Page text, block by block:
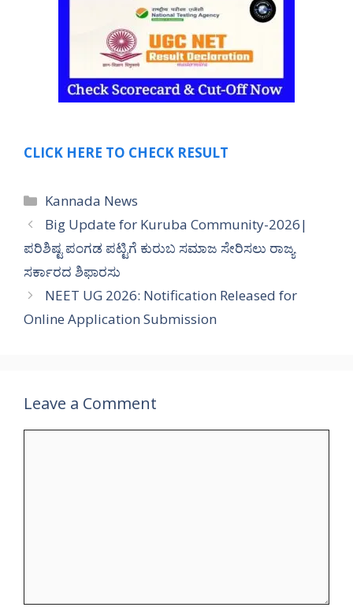
CLICK HERE TO CHECK RESULT
Categories
Kannada News
Big Update for Kuruba Community-2026|
ಪರಿಶಿಷ್ಟ ಪಂಗಡ ಪಟ್ಟಿಗೆ ಕುರುಬ ಸಮಾಜ ಸೇರಿಸಲು ರಾಜ್ಯ
ಸರ್ಕಾರದ ಶಿಫಾರಸು
NEET UG 2026: Notification Released for
Online Application Submission
Leave a Comment